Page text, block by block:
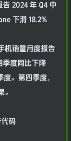
2024 年 Q4 中
下滑 18.2%
机销量月度报告
季度同比下降
。第四季度，
码